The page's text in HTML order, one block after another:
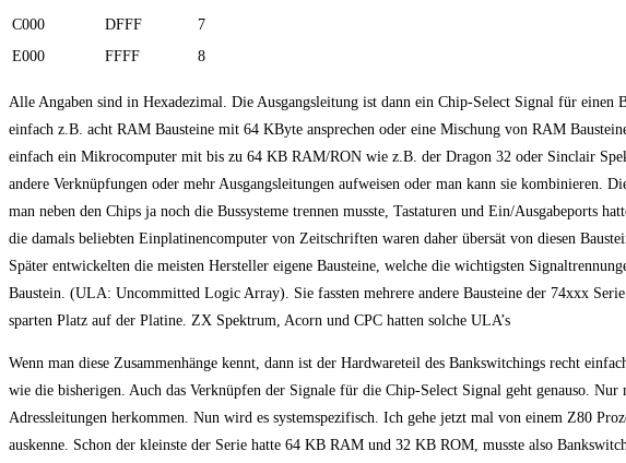
C000
DFFF
7
E000
FFFF 8
Alle Angaben sind in Hexadezimal. Die Ausgangsleitung ist dann ein Chip-Select Signal für einen
einfach z.B. acht RAM Bausteine mit 64 KByte ansprechen oder eine Mischung von RAM
einfach ein Mikrocomputer mit bis zu 64 KB RAM/RON wie z.B. der Dragon 32 oder Sinclair
andere Verknüpfungen oder mehr Ausgangsleitungen aufweisen oder man kann sie kombinieren.
man neben den Chips ja noch die Bussysteme trennen musste, Tastaturen und Ein/Ausgabeports
die damals beliebten Einplatinencomputer von Zeitschriften waren daher übersät von diesen
Später entwickelten die meisten Hersteller eigene Bausteine, welche die wichtigsten
Baustein. (ULA: Uncommitted Logic Array). Sie fassten mehrere andere Bausteine der 74xxx
sparten Platz auf der Platine. ZX Spektrum, Acorn und CPC hatten solche ULA’s
Wenn man diese Zusammenhänge kennt, dann ist der Hardwareteil des Bankswitchings recht
wie die bisherigen. Auch das Verknüpfen der Signale für die Chip-Select Signal geht genauso.
Adressleitungen herkommen. Nun wird es systemspezifisch. Ich gehe jetzt mal von einem Z80
auskenne. Schon der kleinste der Serie hatte 64 KB RAM und 32 KB ROM, musste also